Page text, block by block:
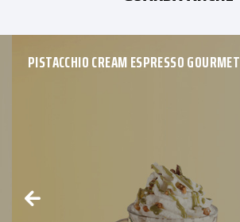
PISTACCHIO CREAM ESPRESSO GOURMET